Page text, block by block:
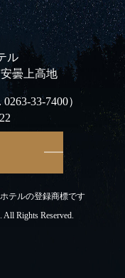
ル
曇上高地
0263-33-7400）
テルの登録商標です
Rights Reserved.